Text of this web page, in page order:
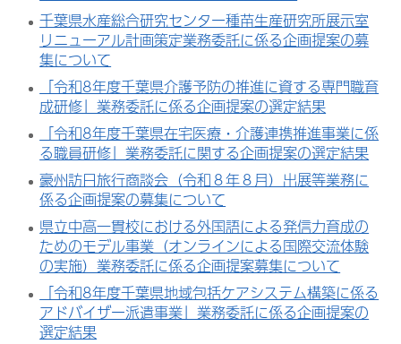
千葉県水産総合研究センター種苗生産研究所展示室
リニューアル計画策定業務委託に係る企画提案の募
集について
「令和8年度千葉県介護予防の推進に資する専門職育
成研修」業務委託に係る企画提案の選定結果
「令和8年度千葉県在宅医療・介護連携推進事業に係
る職員研修」業務委託に関する企画提案の選定結果
豪州訪日旅行商談会（令和８年８月）出展等業務に
係る企画提案の募集について
県立中高一貫校における外国語による発信力育成の
ためのモデル事業（オンラインによる国際交流体験
の実施）業務委託に係る企画提案募集について
「令和8年度千葉県地域包括ケアシステム構築に係る
アドバイザー派遣事業」業務委託に係る企画提案の
選定結果